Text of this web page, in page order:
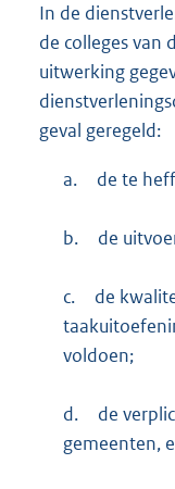
In de
de colleges van
uitwerking
geval geregeld:
a. de te
b. de
c.
de
voldoen;
d.
de
gemeenten,